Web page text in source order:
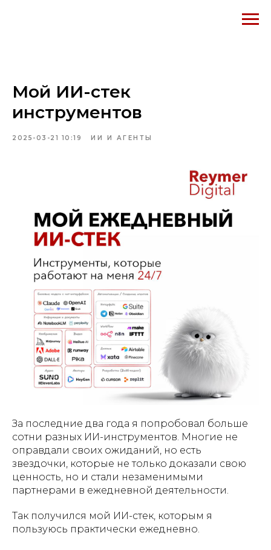
Мой ИИ-стек
инструментов
2025-03-21 10:19 ИИ И АГЕНТЫ
За последние два года я попробовал больше
сотни разных ИИ-инструментов. Многие не
оправдали своих ожиданий, но есть
звездочки, которые не только доказали свою
ценность, но и стали незаменимыми
партнерами в ежедневной деятельности.
Так получился мой ИИ-стек, которым я
пользуюсь практически ежедневно.